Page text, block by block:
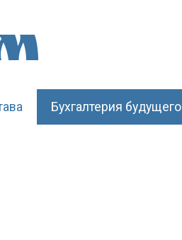
Бухгалтерия будущего